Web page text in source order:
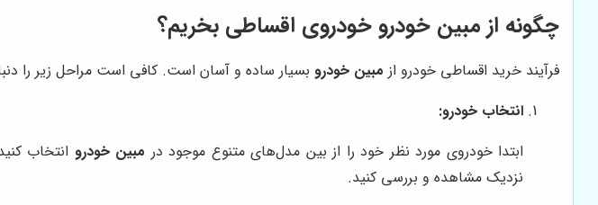
چگونه از مبین خودرو خودروی اقساطی بخریم؟
فرآیند خرید اقساطی خودرو از مبین خودرو بسیار ساده و آسان است. کافی است مراحل زیر را
انتخاب خودرو:
ابتدا خودروی مورد نظر خود را از بین مدل‌های متنوع موجود در مبین خودرو انتخاب
نزدیک مشاهده و بررسی کنید.